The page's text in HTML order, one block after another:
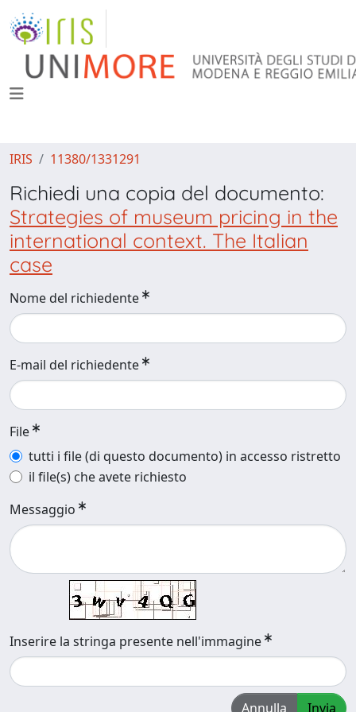
IRIS 11380/1331291
Richiedi una copia del documento:
Strategies of museum pricing in the
international context. The Italian
case
Nome del richiedente
E-mail del richiedente
File
tutti i file (di questo documento) in accesso ristretto
il file(s) che avete richiesto
Messaggio
Inserire la stringa presente nell'immagine
Annulla Invia